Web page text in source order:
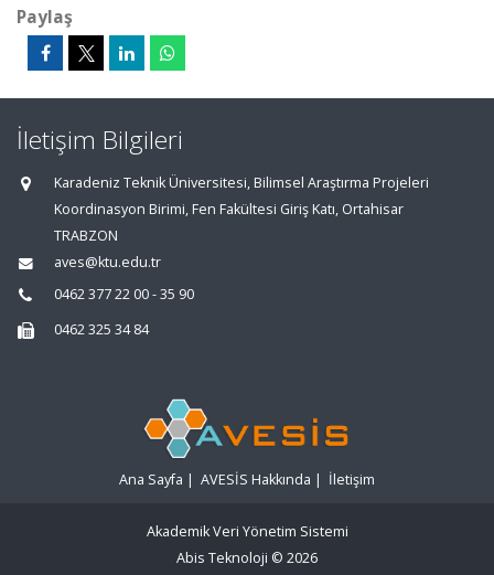
Paylaş
İletişim Bilgileri
Karadeniz Teknik Üniversitesi, Bilimsel Araştırma Projeleri
Koordinasyon Birimi, Fen Fakültesi Giriş Katı, Ortahisar
TRABZON
aves@ktu.edu.tr
0462 377 22 00 - 35 90
0462 325 34 84
Ana Sayfa | AVESİS Hakkında | İletişim
Akademik Veri Yönetim Sistemi
Abis Teknoloji © 2026